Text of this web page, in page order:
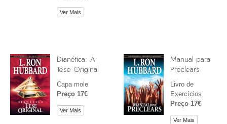
Ver Mais
Dianética: A
Tese Original
Capa mole
Preço 17€
Ver Mais
Manual para
Preclears
Livro de
Exercícios
Preço 17€
Ver Mais